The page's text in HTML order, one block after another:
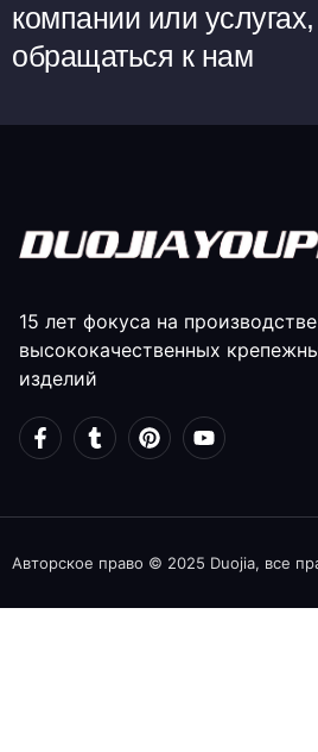
компании или
обращаться к нам
15 лет фокуса на производстве
высококачественных
изделий
Авторское право © 2025 Duojia, все